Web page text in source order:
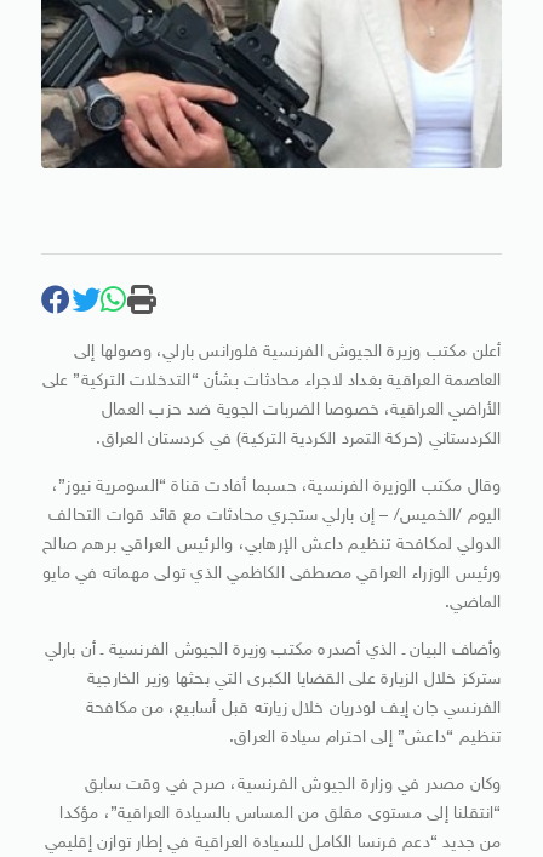
أعلن مكتب وزيرة الجيوش الفرنسية فلورانس بارلي، وصولها إلى
العاصمة العراقية بغداد لاجراء محادثات بشأن “التدخلات التركية” على
الأراضي العراقية، خصوصا الضربات الجوية ضد حزب العمال
الكردستاني (حركة التمرد الكردية التركية) في كردستان العراق.
وقال مكتب الوزيرة الفرنسية، حسبما أفادت قناة “السومرية نيوز”،
اليوم /الخميس/ – إن بارلي ستجري محادثات مع قائد قوات التحالف
الدولي لمكافحة تنظيم داعش الإرهابي، والرئيس العراقي برهم صالح
ورئيس الوزراء العراقي مصطفى الكاظمي الذي تولى مهماته في مايو
الماضي.
وأضاف البيان ـ الذي أصدره مكتب وزيرة الجيوش الفرنسية ـ أن بارلي
ستركز خلال الزيارة على القضايا الكبرى التي بحثها وزير الخارجية
الفرنسي جان إيف لودريان خلال زيارته قبل أسابيع، من مكافحة
تنظيم “داعش” إلى احترام سيادة العراق.
وكان مصدر في وزارة الجيوش الفرنسية، صرح في وقت سابق
“انتقلنا إلى مستوى مقلق من المساس بالسيادة العراقية”، مؤكدا
من جديد “دعم فرنسا الكامل للسيادة العراقية في إطار توازن إقليمي